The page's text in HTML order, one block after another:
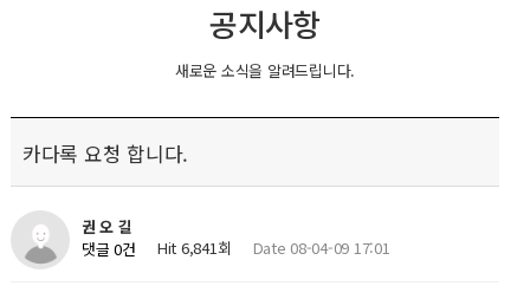
공지사항
새로운 소식을 알려드립니다.
카다록 요청 합니다.
권 오 길
댓글 0건
Hit 6,841회 Date 08-04-09 17:01